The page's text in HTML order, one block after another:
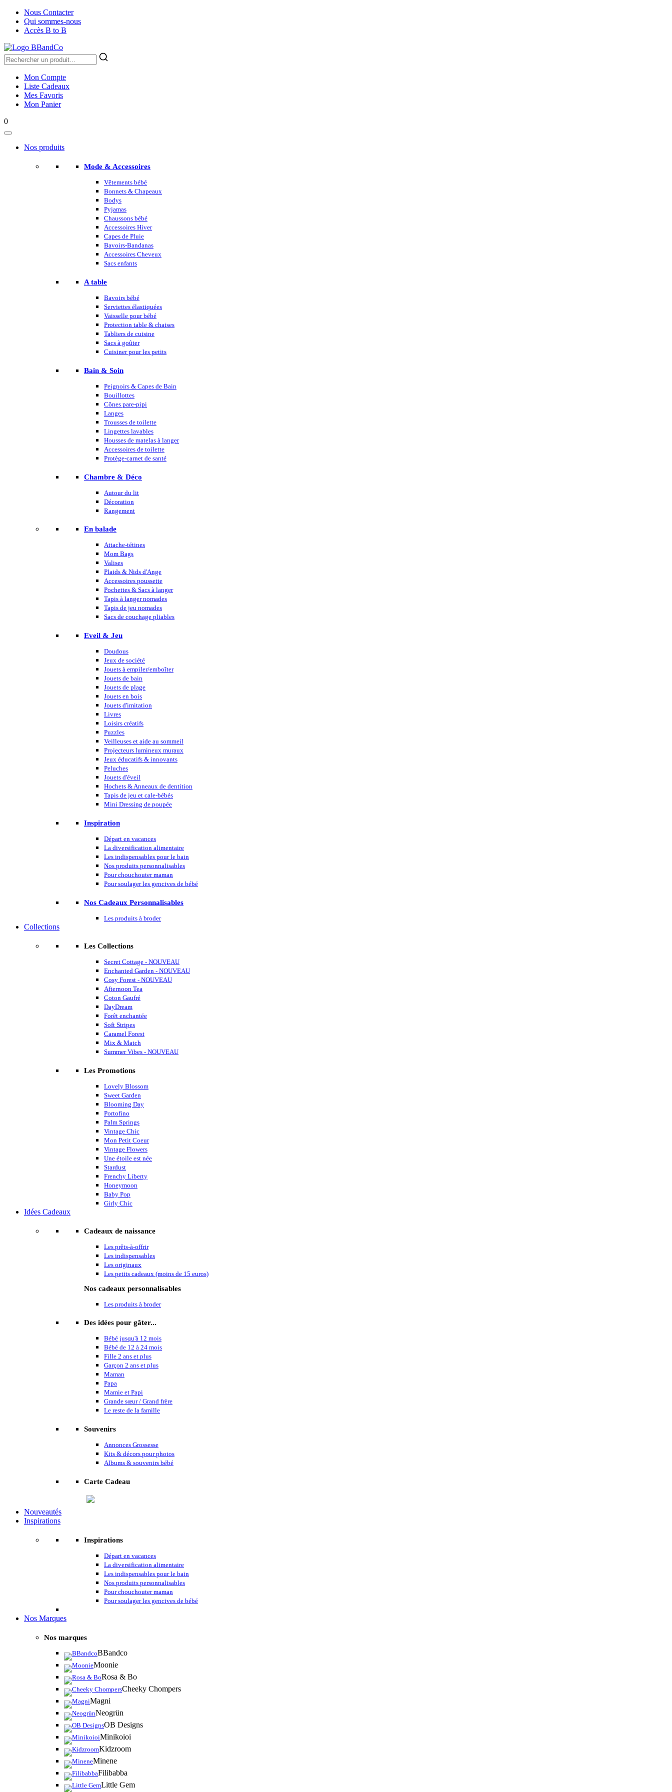
Nous Contacter
Qui sommes-nous
Accès B to B
Mon Compte
Liste Cadeaux
Mes Favoris
Mon Panier
0
Nos produits
Mode & Accessoires
Vêtements bébé
Bonnets & Chapeaux
Bodys
Pyjamas
Chaussons bébé
Accessoires Hiver
Capes de Pluie
Bavoirs-Bandanas
Accessoires Cheveux
Sacs enfants
A table
Bavoirs bébé
Serviettes élastiquées
Vaisselle pour bébé
Protection table & chaises
Tabliers de cuisine
Sacs à goûter
Cuisiner pour les petits
Bain & Soin
Peignoirs & Capes de Bain
Bouillottes
Cônes pare-pipi
Langes
Trousses de toilette
Lingettes lavables
Housses de matelas à langer
Accessoires de toilette
Protège-carnet de santé
Chambre & Déco
Autour du lit
Décoration
Rangement
En balade
Attache-tétines
Mom Bags
Valises
Plaids & Nids d'Ange
Accessoires poussette
Pochettes & Sacs à langer
Tapis à langer nomades
Tapis de jeu nomades
Sacs de couchage pliables
Eveil & Jeu
Doudous
Jeux de société
Jouets à empiler/emboîter
Jouets de bain
Jouets de plage
Jouets en bois
Jouets d'imitation
Livres
Loisirs créatifs
Puzzles
Veilleuses et aide au sommeil
Projecteurs lumineux muraux
Jeux éducatifs & innovants
Peluches
Jouets d'éveil
Hochets & Anneaux de dentition
Tapis de jeu et cale-bébés
Mini Dressing de poupée
Inspiration
Départ en vacances
La diversification alimentaire
Les indispensables pour le bain
Nos produits personnalisables
Pour chouchouter maman
Pour soulager les gencives de bébé
Nos Cadeaux Personnalisables
Les produits à broder
Collections
Les Collections
Secret Cottage - NOUVEAU
Enchanted Garden - NOUVEAU
Cosy Forest - NOUVEAU
Afternoon Tea
Coton Gaufré
DayDream
Forêt enchantée
Soft Stripes
Caramel Forest
Mix & Match
Summer Vibes - NOUVEAU
Les Promotions
Lovely Blossom
Sweet Garden
Blooming Day
Portofino
Palm Springs
Vintage Chic
Mon Petit Coeur
Vintage Flowers
Une étoile est née
Stardust
Frenchy Liberty
Honeymoon
Baby Pop
Girly Chic
Idées Cadeaux
Cadeaux de naissance
Les prêts-à-offrir
Les indispensables
Les originaux
Les petits cadeaux (moins de 15 euros)
Nos cadeaux personnalisables
Les produits à broder
Des idées pour gâter...
Bébé jusqu'à 12 mois
Bébé de 12 à 24 mois
Fille 2 ans et plus
Garçon 2 ans et plus
Maman
Papa
Mamie et Papi
Grande sœur / Grand frère
Le reste de la famille
Souvenirs
Annonces Grossesse
Kits & décors pour photos
Albums & souvenirs bébé
Carte Cadeau
Nouveautés
Inspirations
Inspirations
Départ en vacances
La diversification alimentaire
Les indispensables pour le bain
Nos produits personnalisables
Pour chouchouter maman
Pour soulager les gencives de bébé
Nos Marques
Nos marques
BBandco
Moonie
Rosa & Bo
Cheeky Chompers
Magni
Neogrün
OB Designs
Minikoioi
Kidzroom
Minene
Filibabba
Little Gem